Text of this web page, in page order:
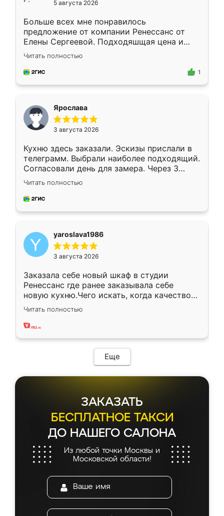
5 августа 2026
Больше всех мне понравилось
предложение от компании Ренессанс от
Елены Сергеевой. Подходяшщая цена и
короткие сроки изготовления. Приехавший
для замера сотрудник Владислав
предложил по моему эскизу самый
Читать полностью
1
Ярослава
3 августа 2026
Кухню здесь заказали. Эскизы прислали в
телеграмм. Выбрали наиболее подходящий.
Согласовали день для замера. Через 3
недели кухня была уже готова. Остались
довольны работой. Спасибо Ренессанс
мебель за качественную работу!
Читать полностью
yaroslava1986
3 августа 2026
Заказала себе новый шкаф в студии
Ренессанс где ранее заказывала себе
новую кухню.Чего искать, когда качеством
вполне довольна. Служит кухня уже почти
два года, нареканий нет.
Читать полностью
Еще
ЗАКАЗАТЬ
БЕСПЛАТНОЕ ТАКСИ
ДО НАШЕГО САЛОНА
Из любой точки Москвы и
Московской области!